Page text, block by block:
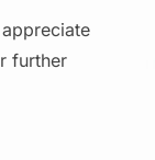
further